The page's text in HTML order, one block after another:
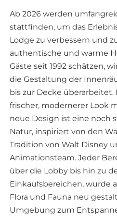
Ab 2026 werden
stattfinden, um das
Lodge zu verbessern und
authentische und warme
Gäste seit 1992 schätzen,
die Gestaltung der
bis zur Decke überarbeitet.
frischer, modernerer Look
neue Design ist eine noch
Natur, inspiriert von den
Tradition von Walt Disney
Animationsteam. Jeder
über die Lobby bis hin zu
Einkaufsbereichen, wurde
Flora und Fauna neu
Umgebung zum